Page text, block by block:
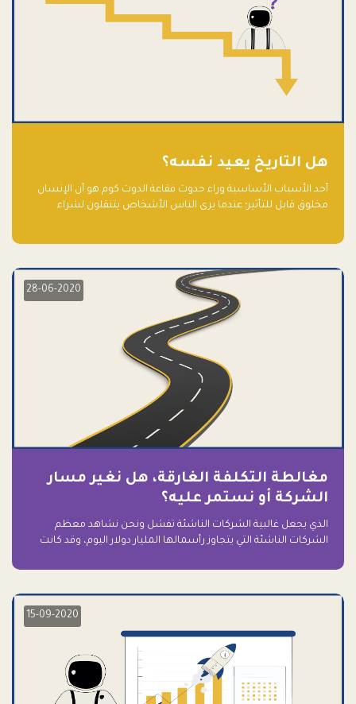
هل التاريخ يعيد نفسه؟
أحد الأسباب الأساسية وراء حدوث فقاعة الدوت كوم هو أن الإنسان
مخلوق قابل للتأثير؛ عندما يرى الناس الأشخاص يتنقلون لشراء
28-06-2020
مغالطة التكلفة الغارقة، هل نغير مسار
الشركة أو نستمر عليه؟
الذي يجعل غالبية الشركات الناشئة تفشل ونحن نشاهد معظم
الشركات الناشئة التي يتجاوز رأسمالها المليار دولار اليوم، وقد كانت
15-09-2020